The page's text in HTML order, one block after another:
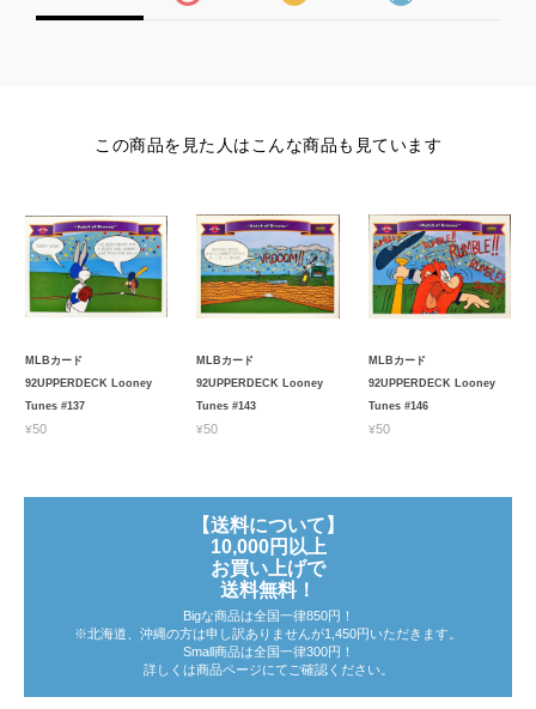
この商品を見た人はこんな商品も見ています
MLBカード
92UPPERDECK Looney
Tunes #137
¥50
MLBカード
92UPPERDECK Looney
Tunes #143
¥50
MLBカード
92UPPERDECK Looney
Tunes #146
¥50
【送料について】
10,000円以上
お買い上げで
送料無料！
Bigな商品は全国一律850円！
※北海道、沖縄の方は申し訳ありませんが1,450円いただきます。
Small商品は全国一律300円！
詳しくは商品ページにてご確認ください。